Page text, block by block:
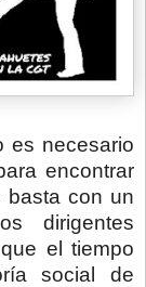
es necesario
encontrar
basta con un
dirigentes
el tiempo
social de